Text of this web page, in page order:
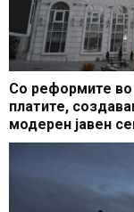
Со реформите во
платите,
модерен јавен